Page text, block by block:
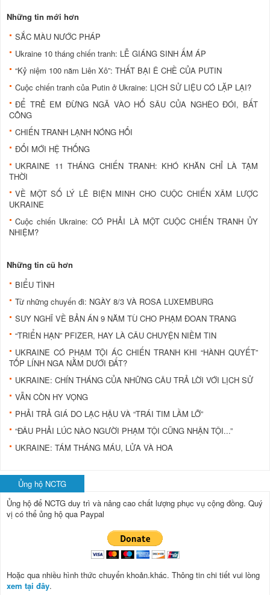
Những tin mới hơn
SẮC MÀU NƯỚC PHÁP
Ukraine 10 tháng chiến tranh: LỄ GIÁNG SINH ẤM ÁP
“Kỷ niệm 100 năm Liên Xô”: THẤT BẠI Ê CHỀ CỦA PUTIN
Cuộc chiến tranh của Putin ở Ukraine: LỊCH SỬ LIỆU CÓ LẶP LẠI?
ĐỂ TRẺ EM ĐỪNG NGÃ VÀO HỐ SÂU CỦA NGHÈO ĐÓI, BẤT
CÔNG
CHIẾN TRANH LẠNH NÓNG HỔI
ĐỔI MỚI HỆ THỐNG
UKRAINE 11 THÁNG CHIẾN TRANH: KHÓ KHĂN CHỈ LÀ TẠM
THỜI
VỀ MỘT SỐ LÝ LẼ BIỆN MINH CHO CUỘC CHIẾN XÂM LƯỢC
UKRAINE
Cuộc chiến Ukraine: CÓ PHẢI LÀ MỘT CUỘC CHIẾN TRANH ỦY
NHIỆM?
Những tin cũ hơn
BIỂU TÌNH
Từ những chuyến đi: NGÀY 8/3 VÀ ROSA LUXEMBURG
SUY NGHĨ VỀ BẢN ÁN 9 NĂM TÙ CHO PHẠM ĐOAN TRANG
“TRIỂN HẠN” PFIZER, HAY LÀ CÂU CHUYỆN NIỀM TIN
UKRAINE CÓ PHẠM TỘI ÁC CHIẾN TRANH KHI “HÀNH QUYẾT”
TỐP LÍNH NGA NẰM DƯỚI ĐẤT?
UKRAINE: CHÍN THÁNG CỦA NHỮNG CÂU TRẢ LỜI VỚI LỊCH SỬ
VẪN CÒN HY VỌNG
PHẢI TRẢ GIÁ DO LẠC HẬU VÀ “TRÁI TIM LẦM LỠ”
“ĐÂU PHẢI LÚC NÀO NGƯỜI PHẠM TỘI CŨNG NHẬN TỘI...”
UKRAINE: TÁM THÁNG MÁU, LỬA VÀ HOA
Ủng hộ NCTG
Ủng hộ để NCTG duy trì và nâng cao chất lượng phục vụ cộng đồng. Quý
vị có thể ủng hộ qua Paypal
Hoặc qua nhiều hình thức chuyển khoản.khác. Thông tin chi tiết vui lòng
xem tại đây.